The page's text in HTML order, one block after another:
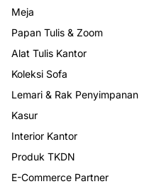
Meja
Papan Tulis & Zoom
Alat Tulis Kantor
Koleksi Sofa
Lemari & Rak Penyimpanan
Kasur
Interior Kantor
Produk TKDN
E-Commerce Partner